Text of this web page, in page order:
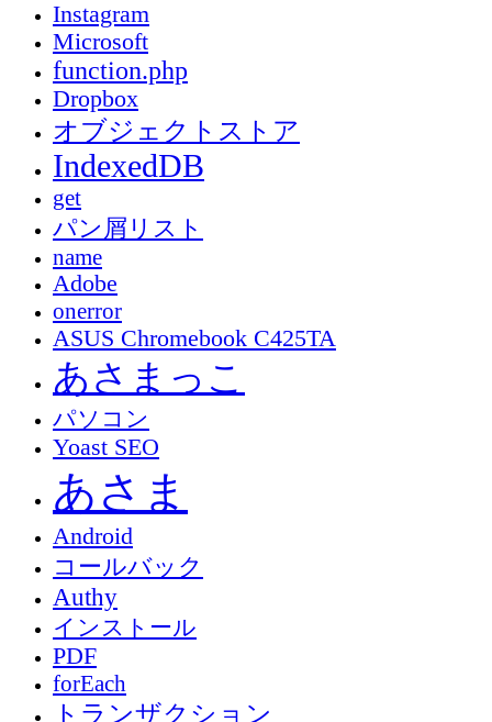
Instagram
Microsoft
function.php
Dropbox
オブジェクトストア
IndexedDB
get
パン屑リスト
name
Adobe
onerror
ASUS Chromebook C425TA
あさまっこ
パソコン
Yoast SEO
あさま
Android
コールバック
Authy
インストール
PDF
forEach
トランザクション